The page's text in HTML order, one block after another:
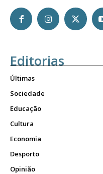
Editorias
Últimas
Sociedade
Educação
Cultura
Economia
Desporto
Opinião